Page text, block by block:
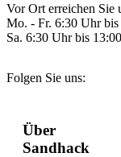
Vor Ort erreichen Sie
Mo. - Fr. 6:30 Uhr
Sa. 6:30 Uhr bis
Folgen Sie uns:
Über
Sandhack